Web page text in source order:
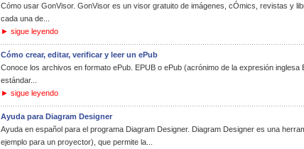
Cómo usar GonVisor. GonVisor es un visor gratuito de imágenes, cÓmics, revistas y
cada una de...
► sigue leyendo
Cómo crear, editar, verificar y leer un ePub
Conoce los archivos en formato ePub. EPUB o ePub (acrónimo de la expresión
estándar...
► sigue leyendo
Ayuda para Diagram Designer
Ayuda en español para el programa Diagram Designer. Diagram Designer es una
ejemplo para un proyector), que permite la...